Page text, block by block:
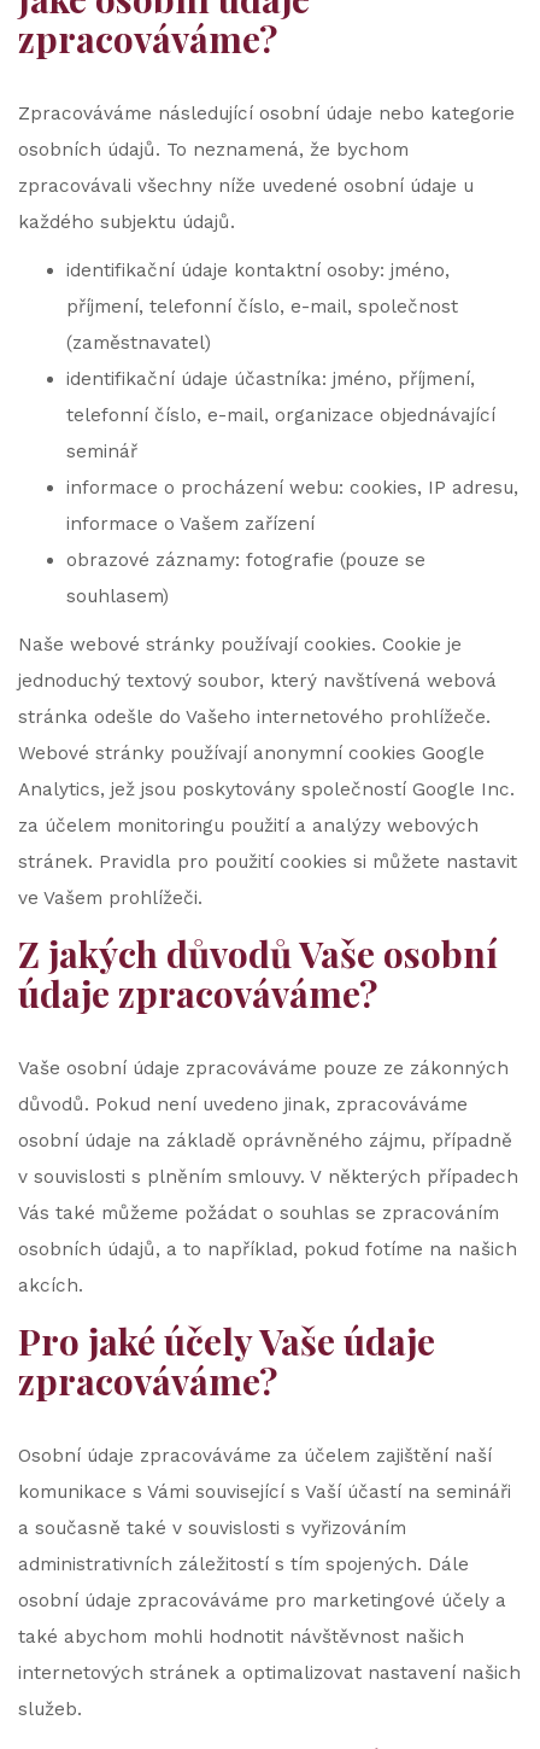
zpracováváme?
Zpracováváme následující osobní údaje nebo kategorie
osobních údajů. To neznamená, že bychom
zpracovávali všechny níže uvedené osobní údaje u
každého subjektu údajů.
identifikační údaje kontaktní osoby: jméno,
příjmení, telefonní číslo, e-mail, společnost
(zaměstnavatel)
identifikační údaje účastníka: jméno, příjmení,
telefonní číslo, e-mail, organizace objednávající
seminář
informace o procházení webu: cookies, IP adresu,
informace o Vašem zařízení
obrazové záznamy: fotografie (pouze se
souhlasem)
Naše webové stránky používají cookies. Cookie je
jednoduchý textový soubor, který navštívená webová
stránka odešle do Vašeho internetového prohlížeče.
Webové stránky používají anonymní cookies Google
Analytics, jež jsou poskytovány společností Google Inc.
za účelem monitoringu použití a analýzy webových
stránek. Pravidla pro použití cookies si můžete nastavit
ve Vašem prohlížeči.
Z jakých důvodů Vaše osobní
údaje zpracováváme?
Vaše osobní údaje zpracováváme pouze ze zákonných
důvodů. Pokud není uvedeno jinak, zpracováváme
osobní údaje na základě oprávněného zájmu, případně
v souvislosti s plněním smlouvy. V některých případech
Vás také můžeme požádat o souhlas se zpracováním
osobních údajů, a to například, pokud fotíme na našich
akcích.
Pro jaké účely Vaše údaje
zpracováváme?
Osobní údaje zpracováváme za účelem zajištění naší
komunikace s Vámi související s Vaší účastí na semináři
a současně také v souvislosti s vyřizováním
administrativních záležitostí s tím spojených. Dále
osobní údaje zpracováváme pro marketingové účely a
také abychom mohli hodnotit návštěvnost našich
internetových stránek a optimalizovat nastavení našich
služeb.